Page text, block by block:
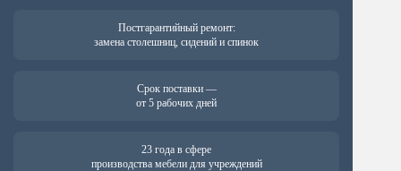
Постгарантийный ремонт:
замена столешниц, сидений и спинок
Срок поставки —
от 5 рабочих дней
23 года в сфере
производства мебели для учреждений